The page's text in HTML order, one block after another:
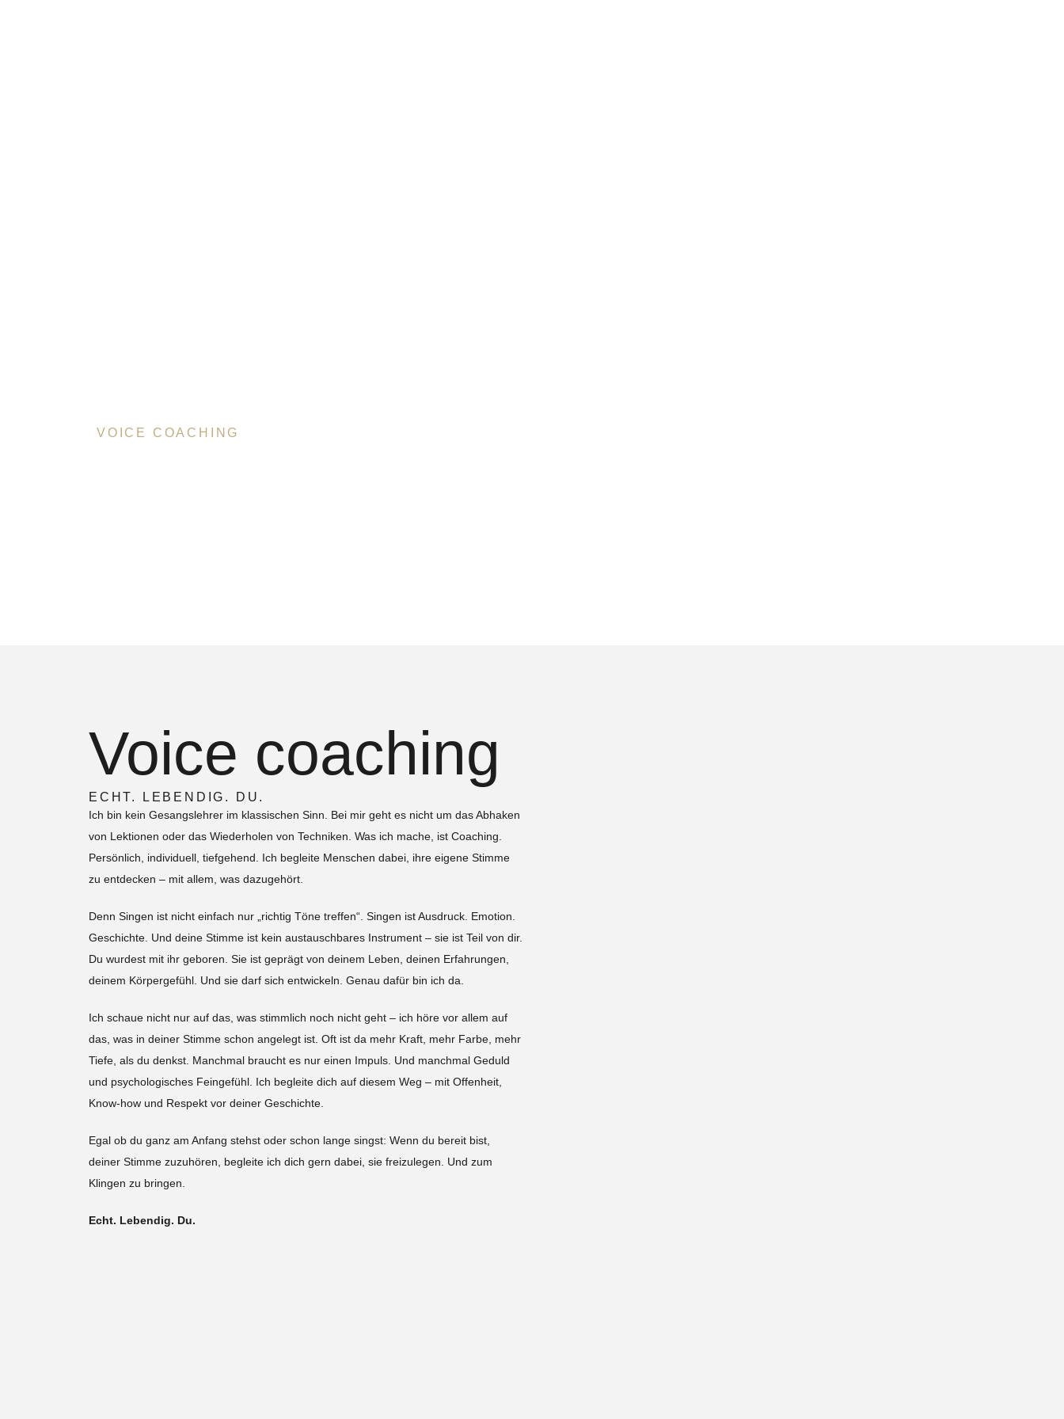
T
VOICE COACHING
Voice coaching
ECHT. LEBENDIG. DU.
Ich bin kein Gesangslehrer im klassischen Sinn. Bei mir geht es nicht um das Abhaken
von Lektionen oder das Wiederholen von Techniken. Was ich mache, ist Coaching.
Persönlich, individuell, tiefgehend. Ich begleite Menschen dabei, ihre eigene Stimme
zu entdecken – mit allem, was dazugehört.
Denn Singen ist nicht einfach nur „richtig Töne treffen“. Singen ist Ausdruck. Emotion.
Geschichte. Und deine Stimme ist kein austauschbares Instrument – sie ist Teil von dir.
Du wurdest mit ihr geboren. Sie ist geprägt von deinem Leben, deinen Erfahrungen,
deinem Körpergefühl. Und sie darf sich entwickeln. Genau dafür bin ich da.
Ich schaue nicht nur auf das, was stimmlich noch nicht geht – ich höre vor allem auf
das, was in deiner Stimme schon angelegt ist. Oft ist da mehr Kraft, mehr Farbe, mehr
Tiefe, als du denkst. Manchmal braucht es nur einen Impuls. Und manchmal Geduld
und psychologisches Feingefühl. Ich begleite dich auf diesem Weg – mit Offenheit,
Know-how und Respekt vor deiner Geschichte.
Egal ob du ganz am Anfang stehst oder schon lange singst: Wenn du bereit bist,
deiner Stimme zuzuhören, begleite ich dich gern dabei, sie freizulegen. Und zum
Klingen zu bringen.
Echt. Lebendig. Du.